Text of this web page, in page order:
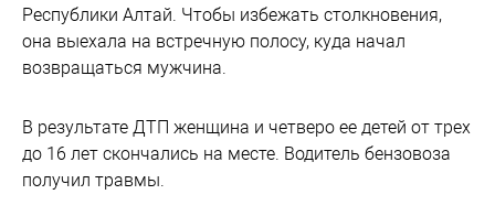
Республики Алтай. Чтобы избежать столкновения,
она выехала на встречную полосу, куда начал
возвращаться мужчина.
В результате ДТП женщина и четверо ее детей от трех
до 16 лет скончались на месте. Водитель бензовоза
получил травмы.